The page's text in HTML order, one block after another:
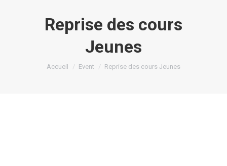
Reprise des cours
Jeunes
Vous êtes ici :
Accueil Event Reprise des cours Jeunes